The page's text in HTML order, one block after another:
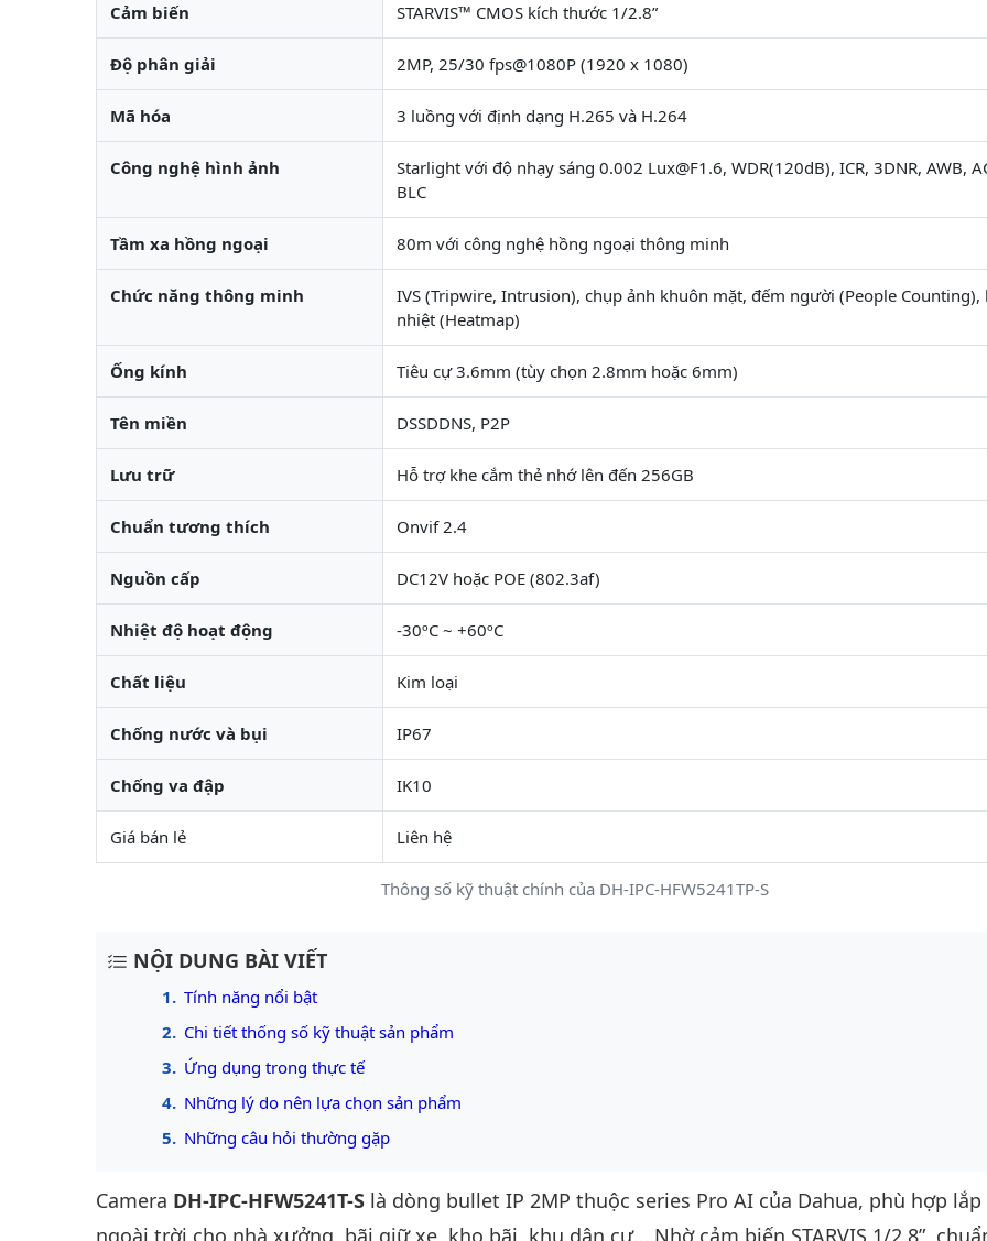
Thông số kỹ thuật chính của DH-IPC-HFW5241TP-S
Cảm biến STARVIS™ CMOS kích thước 1/2.8”
Độ phân giải 2MP, 25/30 fps@1080P (1920 x 1080)
Mã hóa 3 luồng với định dạng H.265 và H.264
Công nghệ hình ảnh
Starlight với độ nhạy sáng 0.002 Lux@F1.6, WDR(120dB), ICR, 3DNR, AWB,
BLC
Tầm xa hồng ngoại 80m với công nghệ hồng ngoại thông minh
Chức năng thông minh
IVS (Tripwire, Intrusion), chụp ảnh khuôn mặt, đếm người (People Counting),
nhiệt (Heatmap)
Ống kính Tiêu cự 3.6mm (tùy chọn 2.8mm hoặc 6mm)
Tên miền DSSDDNS, P2P
Lưu trữ Hỗ trợ khe cắm thẻ nhớ lên đến 256GB
Chuẩn tương thích Onvif 2.4
Nguồn cấp DC12V hoặc POE (802.3af)
Nhiệt độ hoạt động -30ºC ~ +60ºC
Chất liệu Kim loại
Chống nước và bụi IP67
Chống va đập IK10
Giá bán lẻ Liên hệ
NỘI DUNG BÀI VIẾT
Tính năng nổi bật
Chi tiết thống số kỹ thuật sản phẩm
Ứng dụng trong thực tế
Những lý do nên lựa chọn sản phẩm
Những câu hỏi thường gặp
Camera DH-IPC-HFW5241T-S là dòng bullet IP 2MP thuộc series Pro AI của Dahua, phù hợp
ngoài trời cho nhà xưởng, bãi giữ xe, kho bãi, khu dân cư… Nhờ cảm biến STARVIS 1/2.8”,